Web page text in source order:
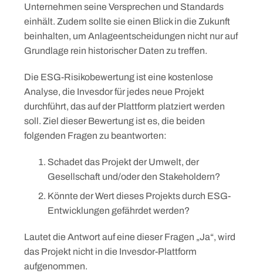
Unternehmen seine Versprechen und Standards
einhält. Zudem sollte sie einen Blick in die Zukunft
beinhalten, um Anlageentscheidungen nicht nur auf
Grundlage rein historischer Daten zu treffen.
Die ESG-Risikobewertung ist eine kostenlose
Analyse, die Invesdor für jedes neue Projekt
durchführt, das auf der Plattform platziert werden
soll. Ziel dieser Bewertung ist es, die beiden
folgenden Fragen zu beantworten:
Schadet das Projekt der Umwelt, der
Gesellschaft und/oder den Stakeholdern?
Könnte der Wert dieses Projekts durch ESG-
Entwicklungen gefährdet werden?
Lautet die Antwort auf eine dieser Fragen „Ja“, wird
das Projekt nicht in die Invesdor-Plattform
aufgenommen.